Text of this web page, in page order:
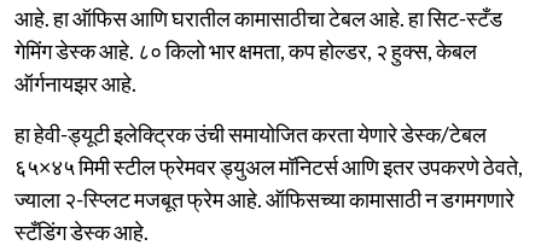
आहे. हा ऑफिस आणि घरातील कामासाठीचा टेबल आहे. हा सिट-स्टँड
गेमिंग डेस्क आहे. ८० किलो भार क्षमता, कप होल्डर, २ हुक्स, केबल
ऑर्गनायझर आहे.
हा हेवी-ड्यूटी इलेक्ट्रिक उंची समायोजित करता येणारे डेस्क/टेबल
६५×४५ मिमी स्टील फ्रेमवर ड्युअल मॉनिटर्स आणि इतर उपकरणे ठेवते,
ज्याला २-स्प्लिट मजबूत फ्रेम आहे. ऑफिसच्या कामासाठी न डगमगणारे
स्टँडिंग डेस्क आहे.